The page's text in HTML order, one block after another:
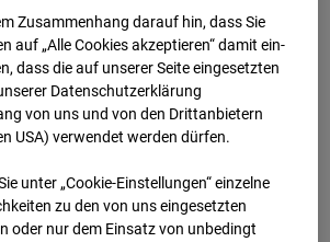
- Strabag - BV-
102, 30655 Hannover
Zur Übersicht
Zusammenhang darauf hin, dass Sie
auf „Alle Cookies akzeptieren“ damit ein­
dass die auf unserer Seite eingesetzten
Datenschutzerklärung
von uns und von den Drittanbietern
USA) verwendet werden dürfen.
unter „Cookie-Einstellungen“ einzelne
zu den von uns eingesetzten
oder nur dem Einsatz von unbedingt